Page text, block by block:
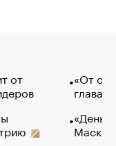
от
«От
глава
Маск в